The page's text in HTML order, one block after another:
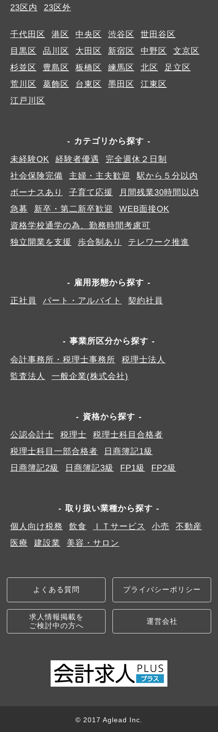
23区内
23区外
千代田区 港区 中央区 渋谷区
世田谷区
目黒区
品川区 大田区 新宿区 中野区
文京区
杉並区
豊島区 板橋区 練馬区 北区
足立区
荒川区
葛飾区 台東区 墨田区
江東区
江戸川区
カテゴリから探す
未経験OK
経験者優遇
完全週休２日制
社会保険完備
主婦・主夫歓迎
駅から５分以内
ボーナスあり
子育て応援
月間残業30時間以内
急募
新卒・第二新卒歓迎
WEB面接OK
資格学校通学の為、勤務時間考慮可
独立開業を支援
歩合制あり テレワーク推進
雇用形態から探す
正社員
パート・アルバイト 契約社員
事業所区分から探す
会計事務所・税理士事務所
税理士法人
監査法人
一般企業(株式会社)
資格から探す
公認会計士
税理士
税理士科目合格者
税理士科目一部合格者
日商簿記1級
日商簿記2級
日商簿記3級 FP1級 FP2級
取り扱い業種から探す
個人向け税務
飲食 ＩＴサービス 小売
不動産
医療
建設業 美容・サロン
よくある質問 プライバシーポリシー
求人情報掲載を
ご検討中の方へ
運営会社
© 2017 Aglead Inc.